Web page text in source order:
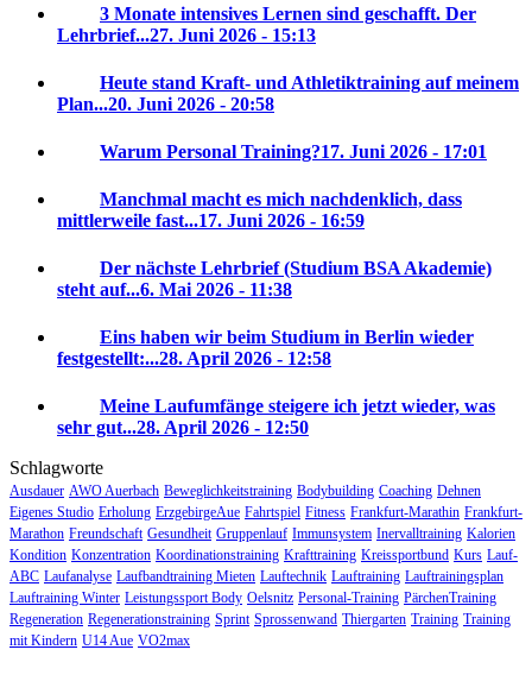
3 Monate intensives Lernen sind geschafft. Der
Lehrbrief...27. Juni 2026 - 15:13
Heute stand Kraft- und Athletiktraining auf meinem
Plan...20. Juni 2026 - 20:58
Warum Personal Training?17. Juni 2026 - 17:01
Manchmal macht es mich nachdenklich, dass
mittlerweile fast...17. Juni 2026 - 16:59
Der nächste Lehrbrief (Studium BSA Akademie)
steht auf...6. Mai 2026 - 11:38
Eins haben wir beim Studium in Berlin wieder
festgestellt:...28. April 2026 - 12:58
Meine Laufumfänge steigere ich jetzt wieder, was
sehr gut...28. April 2026 - 12:50
Schlagworte
Ausdauer AWO Auerbach Beweglichkeitstraining Bodybuilding Coaching Dehnen
Eigenes Studio Erholung ErzgebirgeAue Fahrtspiel Fitness Frankfurt-Marathin Frankfurt-
Marathon Freundschaft Gesundheit Gruppenlauf Immunsystem Inervalltraining Kalorien
Kondition Konzentration Koordinationstraining Krafttraining Kreissportbund Kurs Lauf-
ABC Laufanalyse Laufbandtraining Mieten Lauftechnik Lauftraining Lauftrainingsplan
Lauftraining Winter Leistungssport Body Oelsnitz Personal-Training PärchenTraining
Regeneration Regenerationstraining Sprint Sprossenwand Thiergarten Training Training
mit Kindern U14 Aue VO2max